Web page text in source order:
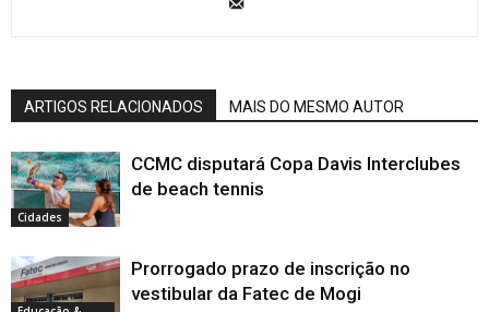
ARTIGOS RELACIONADOS MAIS DO MESMO AUTOR
Cidades
CCMC disputará Copa Davis Interclubes
de beach tennis
Prorrogado prazo de inscrição no
vestibular da Fatec de Mogi